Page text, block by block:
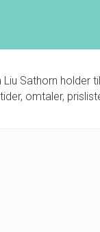
Liu Sathorn
omtaler,